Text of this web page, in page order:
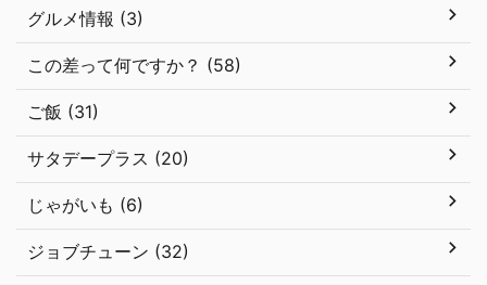
グルメ情報 (3)
この差って何ですか？ (58)
ご飯 (31)
サタデープラス (20)
じゃがいも (6)
ジョブチューン (32)